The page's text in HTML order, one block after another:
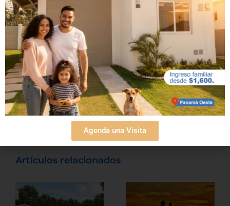
cuenta con más información relacionada que
seguramente será de tu interés.
¡Comparte esta noticia!
Artículos relacionados
Agenda una Visita